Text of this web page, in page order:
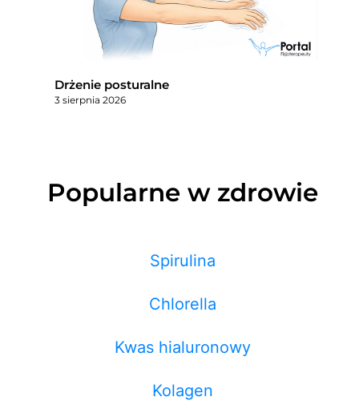
Drżenie posturalne
3 sierpnia 2026
Popularne w zdrowie
Spirulina
Chlorella
Kwas hialuronowy
Kolagen